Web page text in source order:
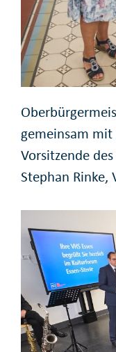
gemeinsam mit
Vorsitzende
Stephan Rinke,